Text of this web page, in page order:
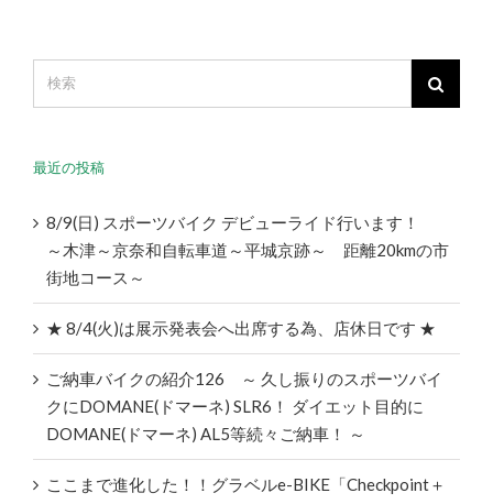
最近の投稿
8/9(日) スポーツバイク デビューライド行います！
～木津～京奈和自転車道～平城京跡～ 距離20kmの市
街地コース～
★ 8/4(火)は展示発表会へ出席する為、店休日です ★
ご納車バイクの紹介126 ～ 久し振りのスポーツバイ
クにDOMANE(ドマーネ) SLR6！ ダイエット目的に
DOMANE(ドマーネ) AL5等続々ご納車！ ～
ここまで進化した！！グラベルe-BIKE「Checkpoint＋